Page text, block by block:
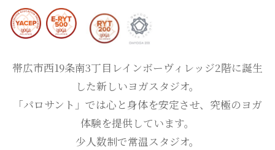
帯広市西19条南3丁目レインボーヴィレッジ2階に誕生
した新しいヨガスタジオ。
「パロサント」では心と身体を安定させ、究極のヨガ
体験を提供しています。
少人数制で常温スタジオ。